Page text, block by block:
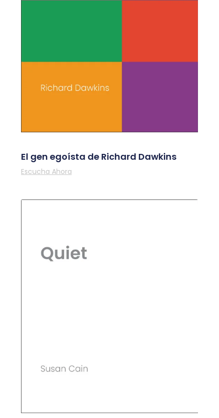
El gen egoísta de Richard Dawkins
Escucha Ahora